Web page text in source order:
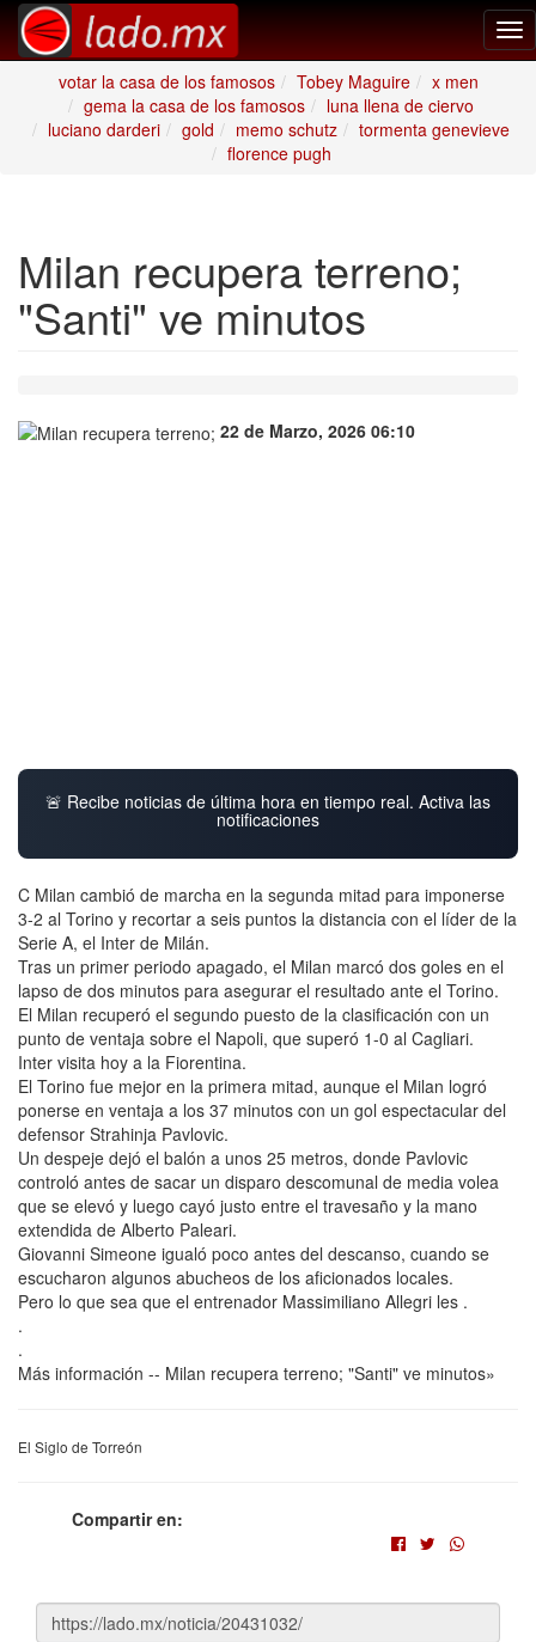
votar la casa de los famosos
Tobey Maguire
x men
gema la casa de los famosos
luna llena de ciervo
luciano darderi
gold memo schutz
tormenta genevieve
florence pugh
Milan recupera terreno;
"Santi" ve minutos
22 de Marzo, 2026 06:10
🚨 Recibe noticias de última hora en tiempo real. Activa las
notificaciones
C Milan cambió de marcha en la segunda mitad para imponerse
3-2 al Torino y recortar a seis puntos la distancia con el líder de la
Serie A, el Inter de Milán.
Tras un primer periodo apagado, el Milan marcó dos goles en el
lapso de dos minutos para asegurar el resultado ante el Torino.
El Milan recuperó el segundo puesto de la clasificación con un
punto de ventaja sobre el Napoli, que superó 1-0 al Cagliari.
Inter visita hoy a la Fiorentina.
El Torino fue mejor en la primera mitad, aunque el Milan logró
ponerse en ventaja a los 37 minutos con un gol espectacular del
defensor Strahinja Pavlovic.
Un despeje dejó el balón a unos 25 metros, donde Pavlovic
controló antes de sacar un disparo descomunal de media volea
que se elevó y luego cayó justo entre el travesaño y la mano
extendida de Alberto Paleari.
Giovanni Simeone igualó poco antes del descanso, cuando se
escucharon algunos abucheos de los aficionados locales.
Pero lo que sea que el entrenador Massimiliano Allegri les .
.
.
Más información -- Milan recupera terreno; "Santi" ve minutos»
El Siglo de Torreón
Compartir en: